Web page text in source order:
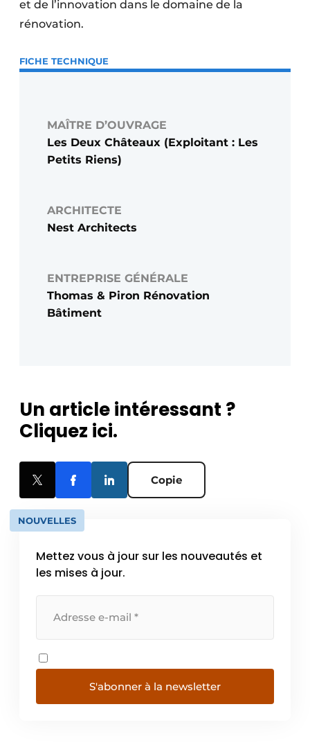
et de l’innovation dans le domaine de la
rénovation.
FICHE TECHNIQUE
MAÎTRE D’OUVRAGE
Les Deux Châteaux (Exploitant : Les
Petits Riens)
ARCHITECTE
Nest Architects
ENTREPRISE GÉNÉRALE
Thomas & Piron Rénovation
Bâtiment
Un article intéressant ?
Cliquez ici.
Copie
NOUVELLES
Mettez vous à jour sur les nouveautés et
les mises à jour.
S'abonner à la newsletter